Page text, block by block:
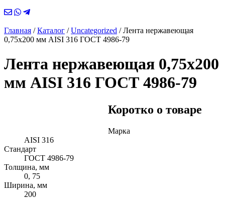
Главная /Каталог /Uncategorized /Лента нержавеющая
0,75х200 мм AISI 316 ГОСТ 4986-79
Лента нержавеющая 0,75х200
мм AISI 316 ГОСТ 4986-79
Коротко о товаре
Марка
AISI 316
Стандарт
ГОСТ 4986-79
Толщина, мм
0, 75
Ширина, мм
200